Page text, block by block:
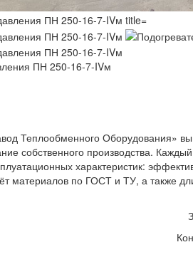
ПН 250-16-7-IVм
Теплообменного Оборудования»
собственного производства.
характеристик:
материалов по ГОСТ и ТУ, а также